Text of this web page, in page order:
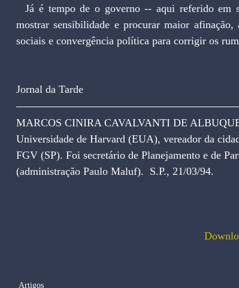
  Já é tempo de o governo -- aqui referido em sentido amplo, compreendendo os três poderes --
mostrar sensibilidade e procurar maior
sociais e convergência política para corrigir os
Jornal da Tarde
MARCOS CINIRA CAVALVANTI DE
Universidade de Harvard (EUA), vereador da
FGV (SP). Foi secretário de Planejamento e de
(administração Paulo Maluf).  S.P., 21/03/94.
Artigos